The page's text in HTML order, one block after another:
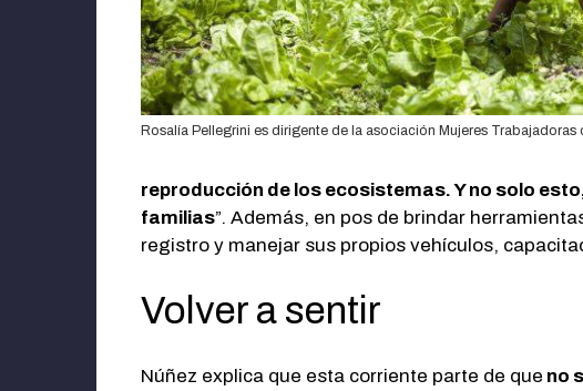
Rosalía Pellegrini es dirigente de la asociación Mujeres Trabajadoras
reproducción de los ecosistemas. Y no solo
familias”. Además, en pos de brindar
registro y manejar sus propios vehículos,
Volver a sentir
Núñez explica que esta corriente parte de que no